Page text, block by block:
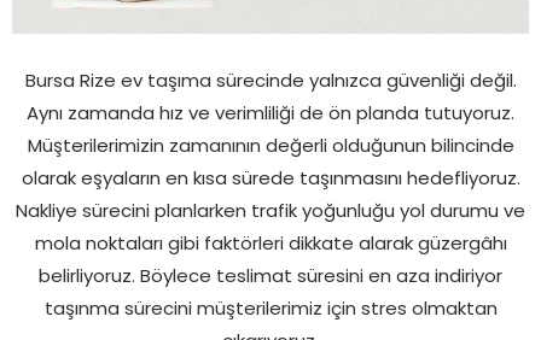
Bursa Rize ev taşıma sürecinde yalnızca güvenliği değil.
Aynı zamanda hız ve verimliliği de ön planda tutuyoruz.
Müşterilerimizin zamanının değerli olduğunun bilincinde
olarak eşyaların en kısa sürede taşınmasını hedefliyoruz.
Nakliye sürecini planlarken trafik yoğunluğu yol durumu ve
mola noktaları gibi faktörleri dikkate alarak güzergâhı
belirliyoruz. Böylece teslimat süresini en aza indiriyor
taşınma sürecini müşterilerimiz için stres olmaktan